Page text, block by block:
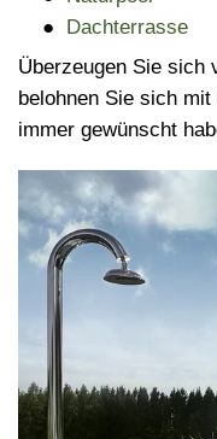
Dachterrasse
Überzeugen Sie sich
belohnen Sie sich
immer gewünscht